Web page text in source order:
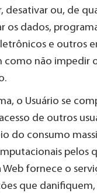
desativar ou, de
os dados,
e outros
como não impedir
o Usuário se
de outros
do consumo
pelos
fornece o
que